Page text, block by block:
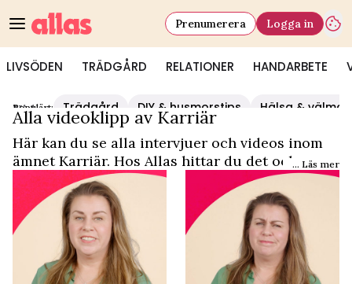
LIVSÖDEN TRÄDGÅRD RELATIONER HANDARBETE
Prenumerera Logga in
Populärt: Trädgård DIY & husmorstips Hälsa &
Video Start/Karriär
Alla videoklipp av Karriär
Här kan du se alla intervjuer och videos inom
ämnet Karriär. Hos Allas hittar du det och
mycket mer.
... Läs mer